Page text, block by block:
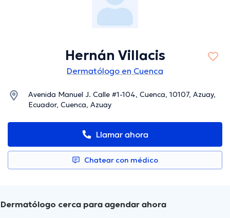
Hernán Villacis
Dermatólogo en Cuenca
Avenida Manuel J. Calle #1-104, Cuenca, 10107, Azuay,
Ecuador, Cuenca, Azuay
Llamar ahora
Chatear con médico
Dermatólogo cerca para agendar ahora